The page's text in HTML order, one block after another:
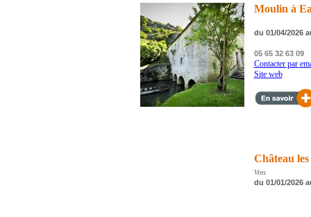
Moulin à
du 01/04/2026
05 65 32 63 09
Contacter par
Site web
Château les
Vins
du 01/01/2026